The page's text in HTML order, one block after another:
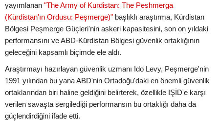
yayımlanan "The Army of Kurdistan: The Peshmerga
(Kürdistan'ın Ordusu: Peşmerge)" başlıklı araştırma, Kürdistan
Bölgesi Peşmerge Güçleri'nin askeri kapasitesini, son on yıldaki
performansını ve ABD-Kürdistan Bölgesi güvenlik ortaklığının
geleceğini kapsamlı biçimde ele aldı.
Araştırmayı hazırlayan güvenlik uzmanı Ido Levy, Peşmerge'nin
1991 yılından bu yana ABD'nin Ortadoğu'daki en önemli güvenlik
ortaklarından biri haline geldiğini belirterek, özellikle IŞİD'e karşı
verilen savaşta sergilediği performansın bu ortaklığı daha da
güçlendirdiğini ifade etti.